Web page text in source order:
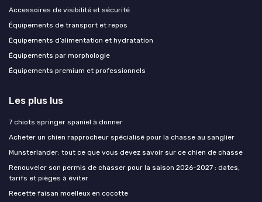
Accessoires de visibilité et sécurité
Équipements de transport et repos
Équipements d’alimentation et hydratation
Équipements par morphologie
Équipements premium et professionnels
Les plus lus
7 chiots springer spaniel à donner
Acheter un chien rapprocheur spécialisé pour la chasse au sanglier
Munsterlander: tout ce que vous devez savoir sur ce chien de chasse
Renouveler son permis de chasser pour la saison 2026-2027 : dates,
tarifs et pièges à éviter
Recette faisan moelleux en cocotte